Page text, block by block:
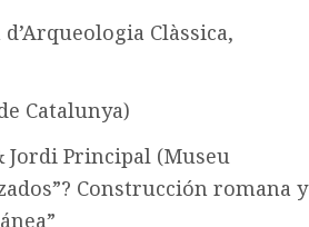
Clàssica,
Catalunya)
Jordi Principal (Museu
Construcción romana y